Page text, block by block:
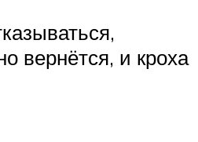
вернётся, и кроха